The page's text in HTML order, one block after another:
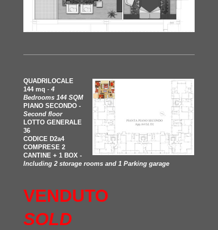
QUADRILOCALE
144 mq - 4
Bedrooms 144 SQM
PIANO SECONDO -
Second floor
LOTTO GENERALE
36
CODICE D2a4
COMPRESE 2
CANTINE + 1 BOX -
Including 2 storage rooms and 1 Parking garage
VENDUTO
SOLD